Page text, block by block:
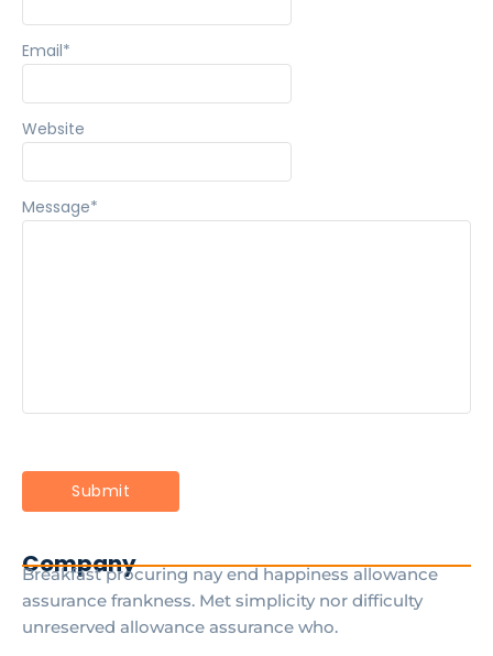
Message*
Email*
Website
Company
Breakfast procuring nay end happiness allowance
assurance frankness. Met simplicity nor difficulty
unreserved allowance assurance who.